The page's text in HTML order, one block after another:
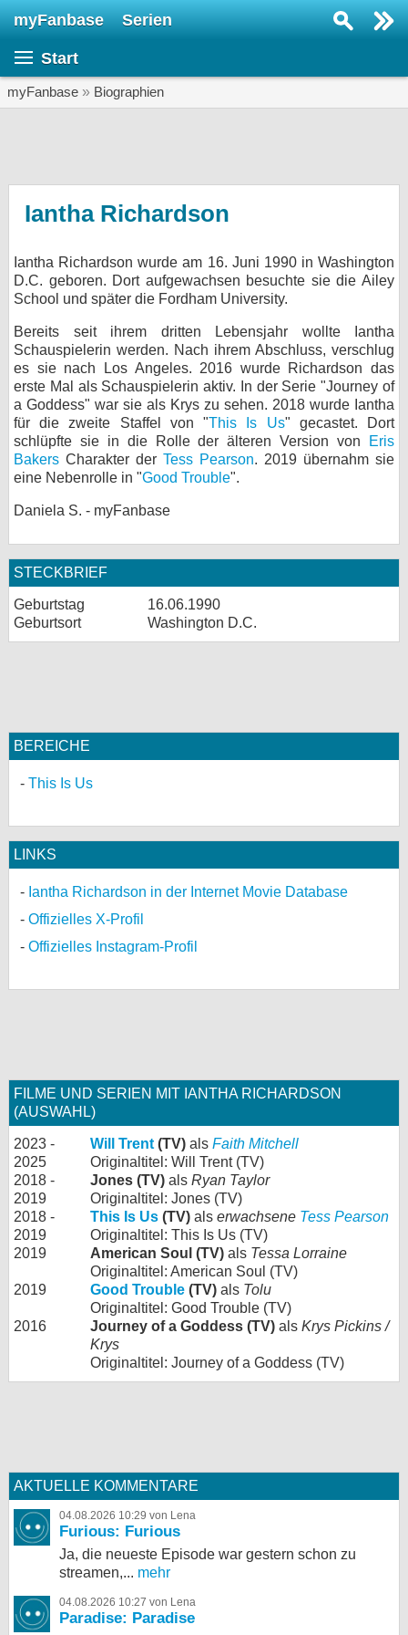
myFanbase Serien
Start
myFanbase » Biographien
Iantha Richardson
Iantha Richardson wurde am 16. Juni 1990 in Washington
D.C. geboren. Dort aufgewachsen besuchte sie die Ailey
School und später die Fordham University.
Bereits seit ihrem dritten Lebensjahr wollte Iantha
Schauspielerin werden. Nach ihrem Abschluss, verschlug
es sie nach Los Angeles. 2016 wurde Richardson das
erste Mal als Schauspielerin aktiv. In der Serie "Journey of
a Goddess" war sie als Krys zu sehen. 2018 wurde Iantha
für die zweite Staffel von "This Is Us" gecastet. Dort
schlüpfte sie in die Rolle der älteren Version von
Eris
Bakers Charakter der Tess Pearson. 2019 übernahm sie
eine Nebenrolle in "Good Trouble".
Daniela S. - myFanbase
STECKBRIEF
Geburtstag
16.06.1990
Geburtsort
Washington D.C.
BEREICHE
This Is Us
LINKS
Iantha Richardson in der Internet Movie Database
Offizielles X-Profil
Offizielles Instagram-Profil
FILME UND SERIEN MIT IANTHA RICHARDSON
(AUSWAHL)
2023 -
2025
Will Trent (TV) als Faith Mitchell
Originaltitel: Will Trent (TV)
2018 -
2019
Jones (TV) als Ryan Taylor
Originaltitel: Jones (TV)
2018 -
2019
This Is Us (TV) als erwachsene Tess Pearson
Originaltitel: This Is Us (TV)
2019
American Soul (TV) als Tessa Lorraine
Originaltitel: American Soul (TV)
2019
Good Trouble (TV) als Tolu
Originaltitel: Good Trouble (TV)
2016
Journey of a Goddess (TV) als Krys Pickins /
Krys
Originaltitel: Journey of a Goddess (TV)
AKTUELLE KOMMENTARE
04.08.2026 10:29 von Lena
Furious: Furious
Ja, die neueste Episode war gestern schon zu
streamen,... mehr
04.08.2026 10:27 von Lena
Paradise: Paradise
KULTUR
Specials
SERVICE
Gewinnspiele
Forum
bei X
bei Facebook
Datenschutz